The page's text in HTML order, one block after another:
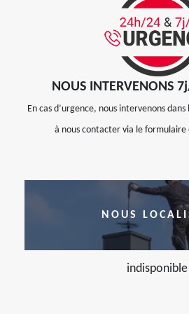
NOUS INTERVENONS
En cas d’urgence, nous intervenons
à nous contacter via le formulaire
NOUS
indisponible